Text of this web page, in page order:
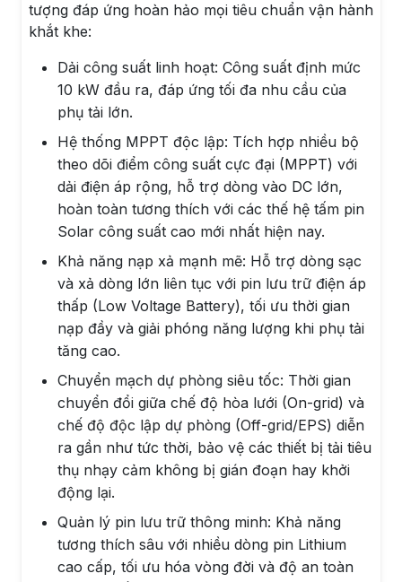
tượng đáp ứng hoàn hảo mọi tiêu chuẩn vận hành
khắt khe:
Dải công suất linh hoạt: Công suất định mức
10 kW đầu ra, đáp ứng tối đa nhu cầu của
phụ tải lớn.
Hệ thống MPPT độc lập: Tích hợp nhiều bộ
theo dõi điểm công suất cực đại (MPPT) với
dải điện áp rộng, hỗ trợ dòng vào DC lớn,
hoàn toàn tương thích với các thế hệ tấm pin
Solar công suất cao mới nhất hiện nay.
Khả năng nạp xả mạnh mẽ: Hỗ trợ dòng sạc
và xả dòng lớn liên tục với pin lưu trữ điện áp
thấp (Low Voltage Battery), tối ưu thời gian
nạp đầy và giải phóng năng lượng khi phụ tải
tăng cao.
Chuyển mạch dự phòng siêu tốc: Thời gian
chuyển đổi giữa chế độ hòa lưới (On-grid) và
chế độ độc lập dự phòng (Off-grid/EPS) diễn
ra gần như tức thời, bảo vệ các thiết bị tải tiêu
thụ nhạy cảm không bị gián đoạn hay khởi
động lại.
Quản lý pin lưu trữ thông minh: Khả năng
tương thích sâu với nhiều dòng pin Lithium
cao cấp, tối ưu hóa vòng đời và độ an toàn